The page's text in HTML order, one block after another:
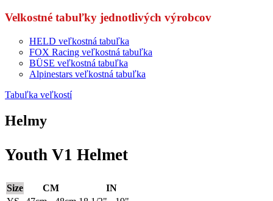
Velkostné tabuľky jednotlivých výrobcov
HELD veľkostná tabuľka
FOX Racing veľkostná tabuľka
BÜSE veľkostná tabuľka
Alpinestars veľkostná tabuľka
Tabuľka veľkostí
Helmy
Youth V1 Helmet
Size CM
IN